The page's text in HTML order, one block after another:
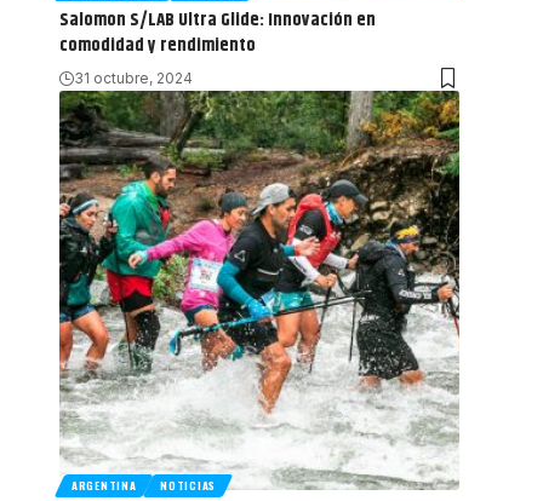
Salomon S/LAB Ultra Glide: Innovación en
comodidad y rendimiento
31 octubre, 2024
ARGENTINA NOTICIAS